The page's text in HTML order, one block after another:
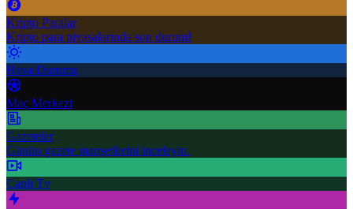
Kripto Paralar
Kripto para piyasalarında son durum!
Hava Durumu
Maç Merkezi
Gazeteler
Günün gazete manşetlerini inceleyin.
Canlı Tv